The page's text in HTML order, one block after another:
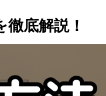
底解説！